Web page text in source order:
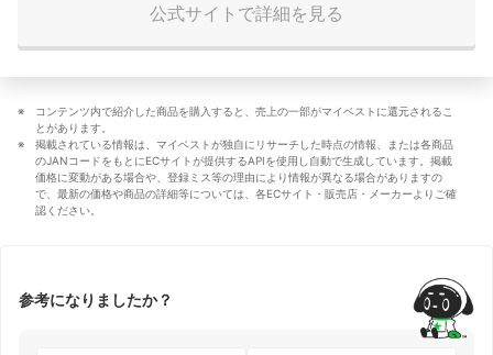
公式サイトで詳細を見る
コンテンツ内で紹介した商品を購入すると、売上の一部がマイベストに還元されるこ
とがあります。
掲載されている情報は、マイベストが独自にリサーチした時点の情報、または各商品
のJANコードをもとにECサイトが提供するAPIを使用し自動で生成しています。掲載
価格に変動がある場合や、登録ミス等の理由により情報が異なる場合がありますの
で、最新の価格や商品の詳細等については、各ECサイト・販売店・メーカーよりご確
認ください。
参考になりましたか？